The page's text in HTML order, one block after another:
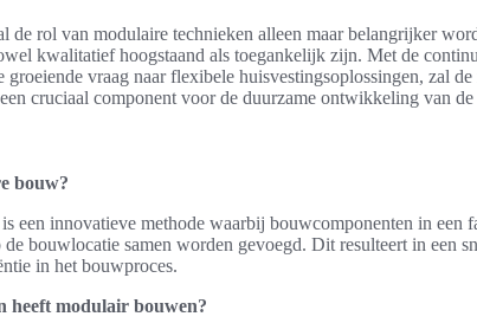
de rol van modulaire technieken alleen maar belangrijker
kwalitatief hoogstaand als toegankelijk zijn. Met de
groeiende vraag naar flexibele huisvestingsoplossingen, zal
cruciaal component voor de duurzame ontwikkeling van
bouw?
een innovatieve methode waarbij bouwcomponenten in een
bouwlocatie samen worden gevoegd. Dit resulteert in een
in het bouwproces.
heeft modulair bouwen?